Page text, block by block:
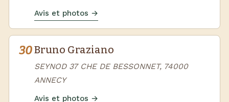
Avis et photos →
30Bruno Graziano
SEYNOD 37 CHE DE BESSONNET, 74000
ANNECY
Avis et photos →